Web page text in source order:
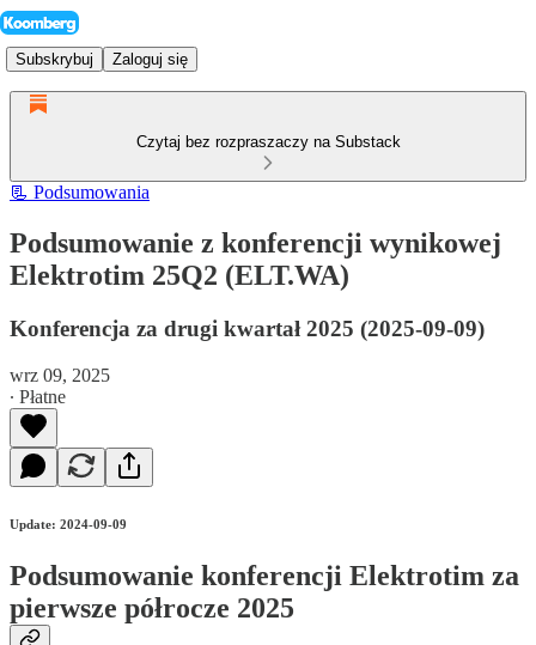
Subskrybuj Zaloguj się
Czytaj bez rozpraszaczy na Substack
📃 Podsumowania
Podsumowanie z konferencji wynikowej
Elektrotim 25Q2 (ELT.WA)
Konferencja za drugi kwartał 2025 (2025-09-09)
wrz 09, 2025
∙ Płatne
Update: 2024-09-09
Podsumowanie konferencji Elektrotim za
pierwsze półrocze 2025